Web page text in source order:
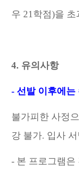
우 21 학점)을 초
4. 유의사항
- 선발 이후에는
불가피한 사정
강 불가. 입사
- 본 프로그램은